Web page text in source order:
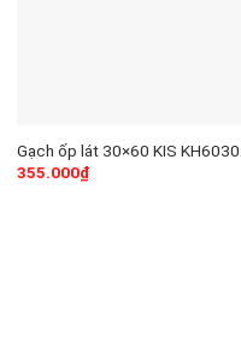
Gạch ốp lát 30×60 KIS
355.000₫